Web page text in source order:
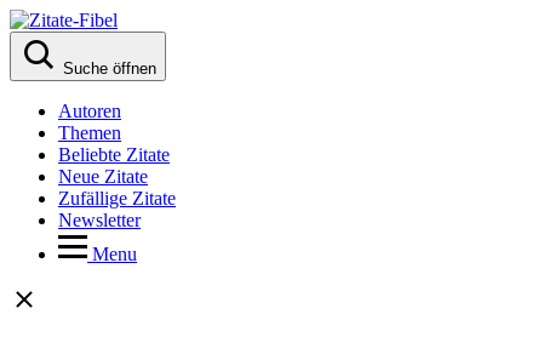
Suche öffnen
Autoren
Themen
Beliebte Zitate
Neue Zitate
Zufällige Zitate
Newsletter
Menu